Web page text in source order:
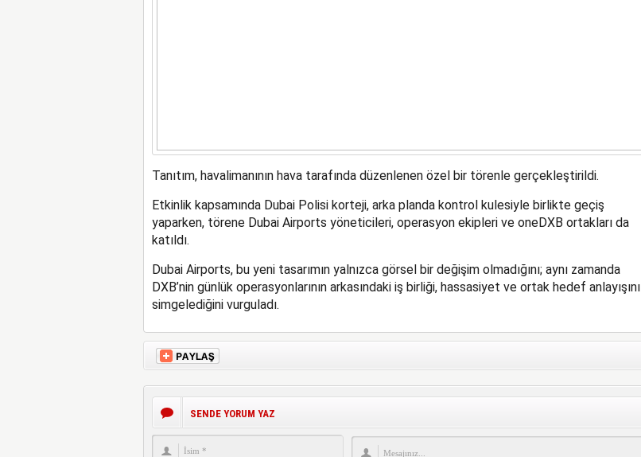
Tanıtım, havalimanının hava tarafında düzenlenen özel bir törenle gerçekleştirildi.
Etkinlik kapsamında Dubai Polisi korteji, arka planda kontrol kulesiyle birlikte geçiş
yaparken, törene Dubai Airports yöneticileri, operasyon ekipleri ve oneDXB ortakları da
katıldı.
Dubai Airports, bu yeni tasarımın yalnızca görsel bir değişim olmadığını; aynı zamanda
DXB’nin günlük operasyonlarının arkasındaki iş birliği, hassasiyet ve ortak hedef anlayışını
simgelediğini vurguladı.
SENDE YORUM YAZ